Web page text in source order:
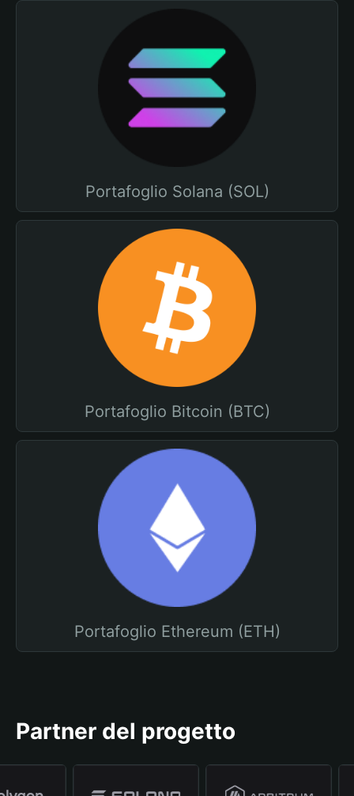
Portafoglio Solana (SOL)
Portafoglio Bitcoin (BTC)
Portafoglio Ethereum (ETH)
Partner del progetto